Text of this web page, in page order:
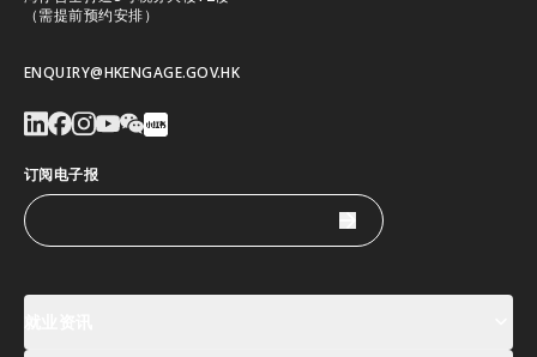
（需提前预约安排）
ENQUIRY@HKENGAGE.GOV.HK
订阅电子报